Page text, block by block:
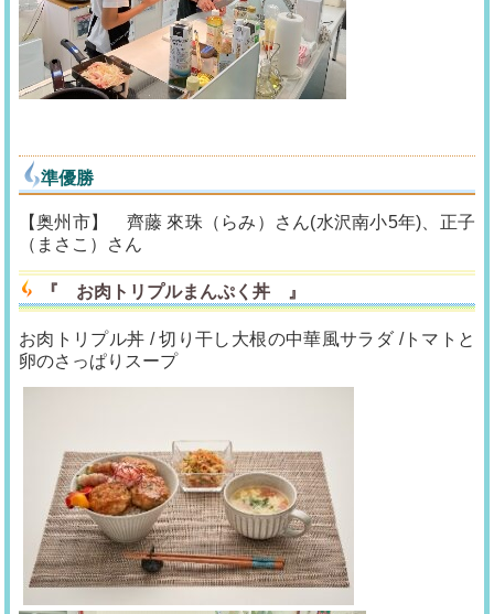
準優勝
【奥州市】 齊藤 來珠（らみ）さん(水沢南小5年)、正子
（まさこ）さん
『 お肉トリプルまんぷく丼 』
お肉トリプル丼 / 切り干し大根の中華風サラダ /トマトと
卵のさっぱりスープ